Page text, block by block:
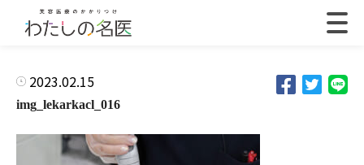
2023.02.15
img_lekarkacl_016